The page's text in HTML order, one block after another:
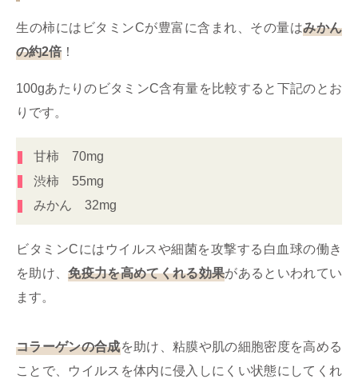
生の柿にはビタミンCが豊富に含まれ、その量はみかん
の約2倍 ！
100gあたりのビタミンC含有量を比較すると下記のとお
りです。
甘柿 70mg
渋柿 55mg
みかん 32mg
ビタミンCにはウイルスや細菌を攻撃する白血球の働き
を助け、免疫力を高めてくれる効果があるといわれてい
ます。
コラーゲンの合成を助け、粘膜や肌の細胞密度を高める
ことで、ウイルスを体内に侵入しにくい状態にしてくれ